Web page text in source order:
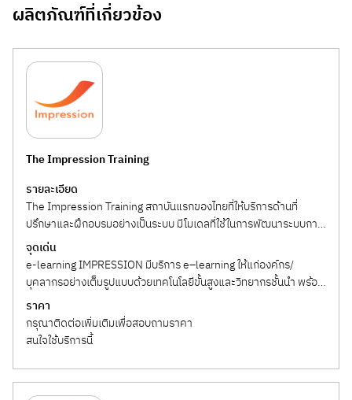
ผลิตภัณฑ์ที่เกี่ยวข้อง
The Impression Training
รายละเอียด
The Impression Training สถาบันแรกของไทยที่ให้บริการด้านที่
ปรึกษาและฝึกอบรมอย่างเป็นระบบ มีโมเดลที่ใช้ในการพัฒนาระบบการ
บริการลูกค้า (Service...
จุดเด่น
e-learning IMPRESSION มีบริการ e–learning ให้แก่องค์กร/
บุคลากรอย่างเต็มรูปแบบด้วยเทคโนโลยีขั้นสูงและวิทยากรชั้นนำ พร้อม
ระบบ การเรียนรู้ผ่าน VDO...
ราคา
กรุณาติดต่อเพิ่มเติมเพื่อสอบถามราคา
สนใจใช้บริการนี้